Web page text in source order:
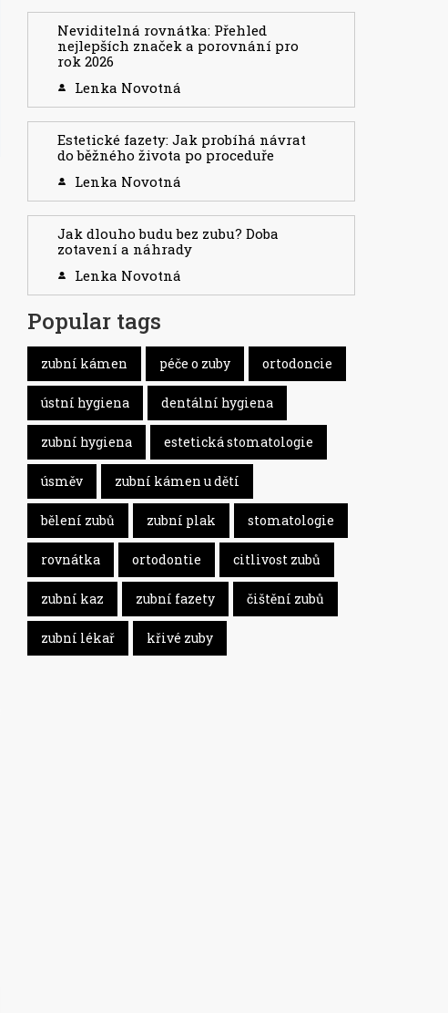
Neviditelná rovnátka: Přehled
nejlepších značek a porovnání pro
rok 2026
Lenka Novotná
Estetické fazety: Jak probíhá návrat
do běžného života po proceduře
Lenka Novotná
Jak dlouho budu bez zubu? Doba
zotavení a náhrady
Lenka Novotná
Popular tags
zubní kámen péče o zuby ortodoncie
ústní hygiena dentální hygiena
zubní hygiena estetická stomatologie
úsměv zubní kámen u dětí
bělení zubů zubní plak stomatologie
rovnátka ortodontie citlivost zubů
zubní kaz zubní fazety čištění zubů
zubní lékař křivé zuby